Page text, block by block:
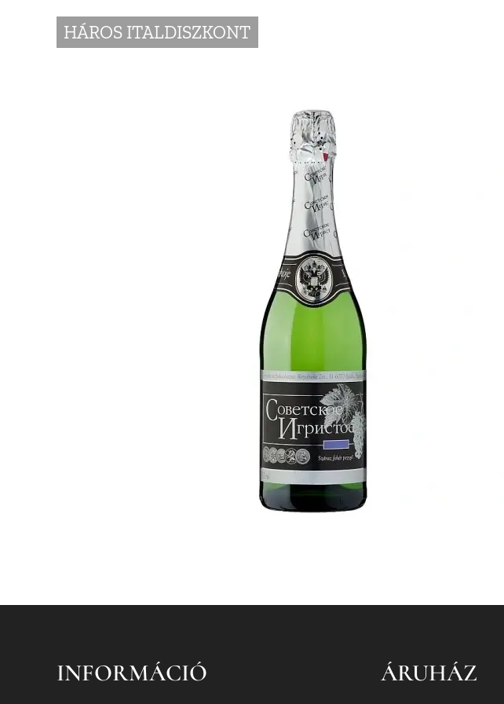
HÁROS ITALDISZKONT
INFORMÁCIÓ ÁRUHÁZ